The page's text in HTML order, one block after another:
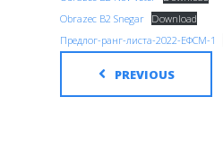
Obrazec B2 Snegar Download
Предлог-ранг-листа-2022-ЕФСМ-1
PREVIOUS